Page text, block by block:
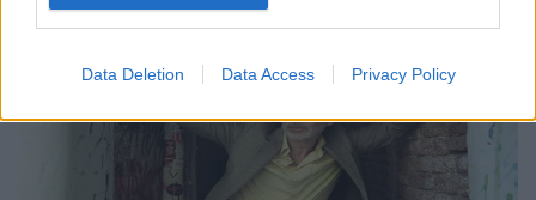
Data Deletion Data Access Privacy Policy